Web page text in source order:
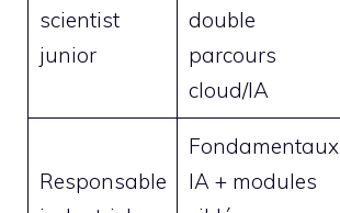
scientist
junior
double
parcours
cloud/IA
Responsable
Fondamentaux
IA + modules